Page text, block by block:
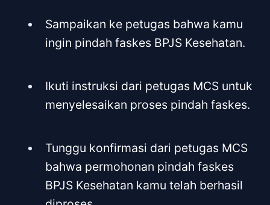
Sampaikan ke petugas bahwa kamu
ingin pindah faskes BPJS Kesehatan.
Ikuti instruksi dari petugas MCS untuk
menyelesaikan proses pindah faskes.
Tunggu konfirmasi dari petugas MCS
bahwa permohonan pindah faskes
BPJS Kesehatan kamu telah berhasil